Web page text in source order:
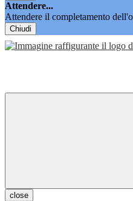
Attendere...
Attendere il completamento
Chiudi
close